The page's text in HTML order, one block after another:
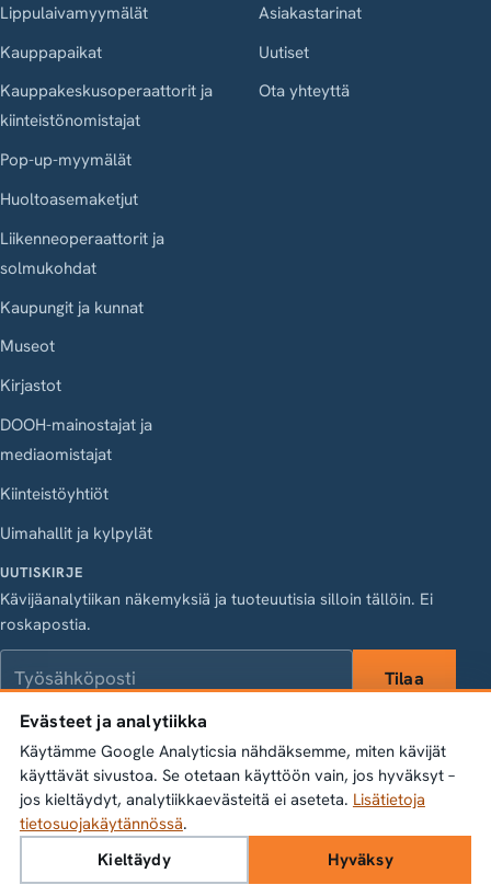
Lippulaivamyymälät
Kauppapaikat
Kauppakeskusoperaattorit ja
kiinteistönomistajat
Pop-up-myymälät
Huoltoasemaketjut
Liikenneoperaattorit ja
solmukohdat
Kaupungit ja kunnat
Museot
Kirjastot
DOOH-mainostajat ja
mediaomistajat
Kiinteistöyhtiöt
Uimahallit ja kylpylät
Asiakastarinat
Uutiset
Ota yhteyttä
UUTISKIRJE
Kävijäanalytiikan näkemyksiä ja tuoteuutisia silloin tällöin. Ei
roskapostia.
Tilaa
LinkedIn Instagram Facebook X
Vasagatan 28, 111 20 Stockholm · Org.nr 556845-1198 ·
info@bumbeelabs.se
© 2026 Bumbee Labs AB. Kaikki oikeudet pidätetään.
Evästeet ja analytiikka
Käytämme Google Analyticsia nähdäksemme, miten kävijät
käyttävät sivustoa. Se otetaan käyttöön vain, jos hyväksyt –
jos kieltäydyt, analytiikkaevästeitä ei aseteta. Lisätietoja
tietosuojakäytännössä.
Kieltäydy
Hyväksy